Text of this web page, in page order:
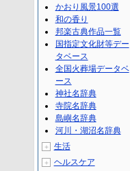
かおり風景100選
和の香り
邦楽古典作品一覧
国指定文化財等デー
タベース
全国火葬場データベ
ース
神社名辞典
寺院名辞典
島嶼名辞典
河川・湖沼名辞典
＋ 生活
＋ ヘルスケア